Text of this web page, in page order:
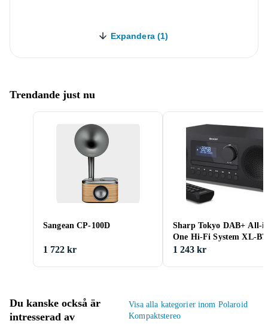
Expandera (1)
Trendande just nu
Sangean CP-100D
1 722 kr
Sharp Tokyo DAB+ All-
One Hi-Fi System XL-
1 243 kr
Du kanske också är
intresserad av
Visa alla kategorier inom Polaroid
Kompaktstereo